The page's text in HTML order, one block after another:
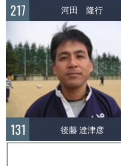
217 河田 隆行
131 後藤 達津彦